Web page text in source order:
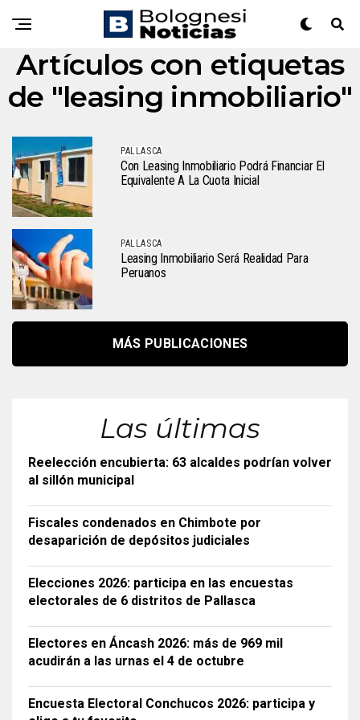
Artículos con etiquetas
de "leasing inmobiliario"
PALLASCA
Con Leasing Inmobiliario Podrá Financiar El
Equivalente A La Cuota Inicial
PALLASCA
Leasing Inmobiliario Será Realidad Para
Peruanos
MÁS PUBLICACIONES
Las últimas
Reelección encubierta: 63 alcaldes podrían volver
al sillón municipal
Fiscales condenados en Chimbote por
desaparición de depósitos judiciales
Elecciones 2026: participa en las encuestas
electorales de 6 distritos de Pallasca
Electores en Áncash 2026: más de 969 mil
acudirán a las urnas el 4 de octubre
Encuesta Electoral Conchucos 2026: participa y